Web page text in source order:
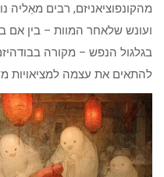
מהקונפוציאניזם, רבים מאֵליה
ועונש שלאחר המוות – בין אם
בגלגול הנפש – מקורה
להתאים את עצמה למציאויות